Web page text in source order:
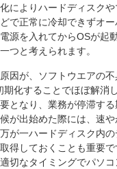
によりハードディスク
で正常に冷却できずオ
源を入れてからOSが起
つと考えられます。
因が、ソフトウエアの
期化することでほぼ解消
となり、業務が停滞する
が出始めた際には、速
が一ハードディスク内
得しておくことも重要
切なタイミングでパソコ